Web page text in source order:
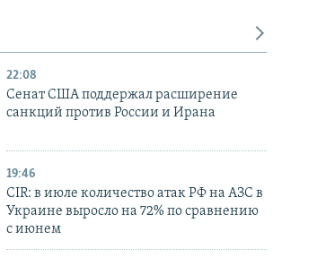
22:08
Сенат США поддержал расширение
санкций против России и Ирана
19:46
CIR: в июле количество атак РФ на АЗС в
Украине выросло на 72% по сравнению
с июнем